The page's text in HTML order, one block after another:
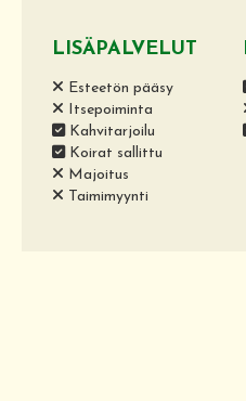
LISÄPALVELUT
Esteetön pääsy
Itsepoiminta
Kahvitarjoilu
Koirat sallittu
Majoitus
Taimimyynti